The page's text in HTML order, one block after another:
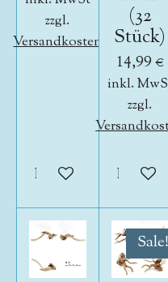
zzgl.
Versandkosten
In den Warenkorb
(32
Stück)
14,99 €
inkl.
zzgl.
In den
Sale!